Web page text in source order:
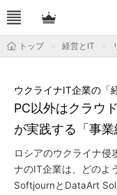
トップ 経営とIT
PC以外はクラウ
が実践する「事
ウクライナIT企業の「
ロシアのウクライナ侵
ナのIT企業は、どのよ
SoftjournとDataArt